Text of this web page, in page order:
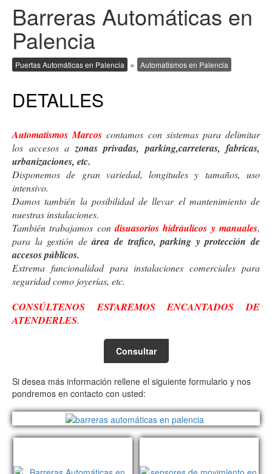
Barreras Automáticas en
Palencia
Puertas Automáticas en Palencia » Automatismos en Palencia
DETALLES
Automatismos Marcos contamos con sistemas para delimitar
los accesos a zonas privadas, parking,carreteras, fabricas,
urbanizaciones, etc.
Disponemos de gran variedad, longitudes y tamaños, uso
intensivo.
Damos también la posibilidad de llevar el mantenimiento de
nuestras instalaciones.
También trabajamos con disuasorios hidráulicos y manuales,
para la gestión deárea de trafico, parking y protección de
accesos públicos.
Extrema funcionalidad para instalaciones comerciales para
seguridad como joyerías, etc.
CONSÚLTENOS ESTAREMOS ENCANTADOS DE
ATENDERLES.
Consultar
Si desea más información rellene el siguiente formulario y nos
pondremos en contacto con usted: